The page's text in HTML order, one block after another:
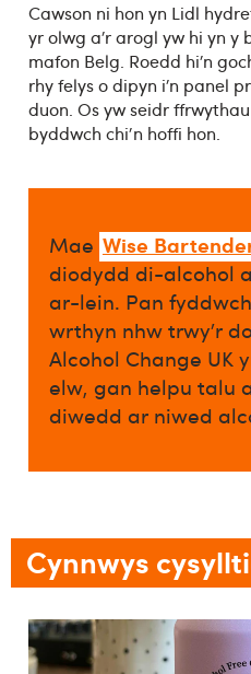
Cawson ni hon yn Lidl
yr olwg a’r arogl yw hi yn
mafon Belg. Roedd hi’n
rhy felys o dipyn i’n panel
duon. Os yw seidr
byddwch chi'n hoffi hon.
Mae Wise
diodydd di-alcohol
ar-lein. Pan
wrthyn nhw trwy’r
Alcohol Change UK
elw, gan helpu talu
diwedd ar niwed
Cynnwys